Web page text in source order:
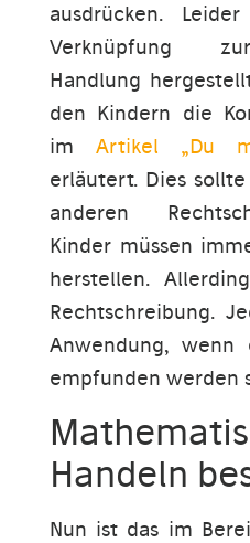
ausdrücken.
Verknüpfung
Handlung
den Kindern die
imArtikel „Du
erläutert. Dies
anderen
Kinder müssen
herstellen.
Rechtschreibung.
Anwendung,
empfunden werden
Handeln
Nun ist das im